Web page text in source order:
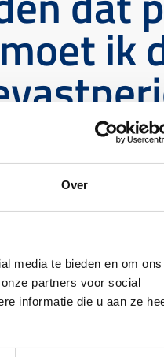
Over
media te bieden en om ons
partners voor social
informatie die u aan ze
ik